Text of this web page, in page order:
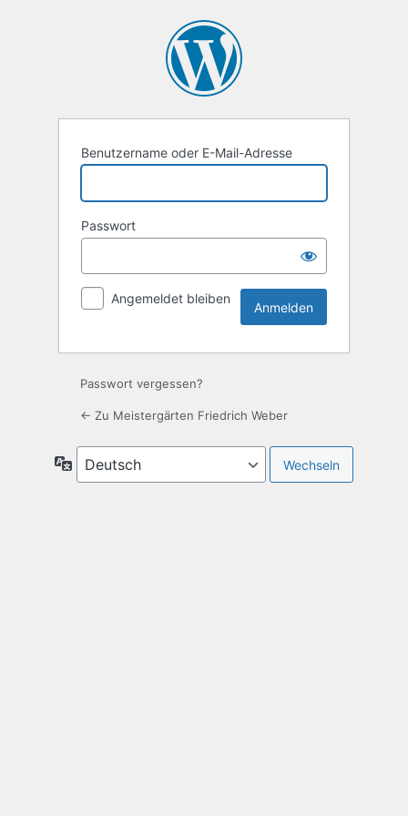
Benutzername oder E-Mail-Adresse
Passwort
Angemeldet bleiben
Passwort vergessen?
← Zu Meistergärten Friedrich Weber
Sprache